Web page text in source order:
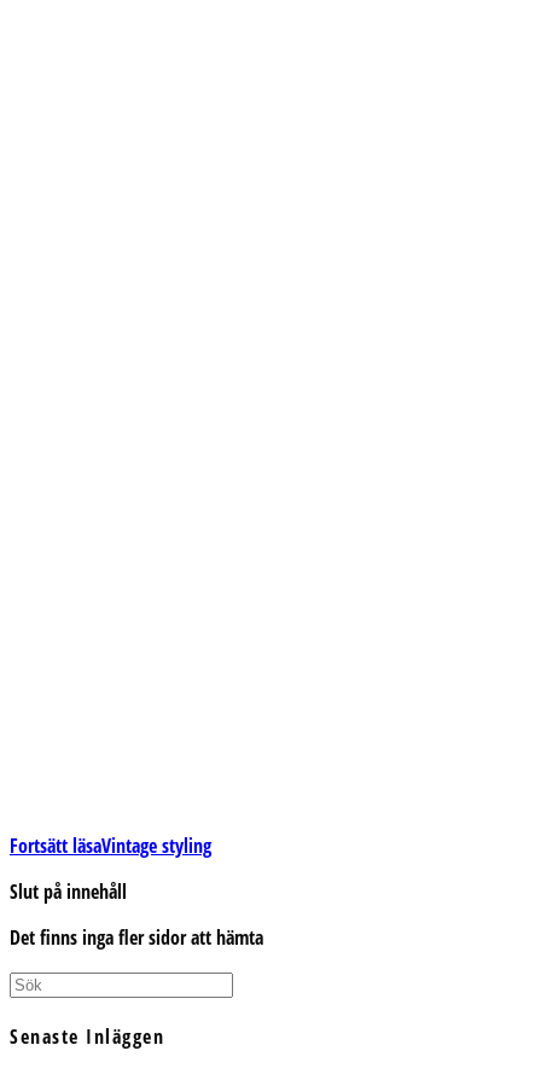
Fortsätt läsaVintage styling
Slut på innehåll
Det finns inga fler sidor att hämta
Senaste Inläggen